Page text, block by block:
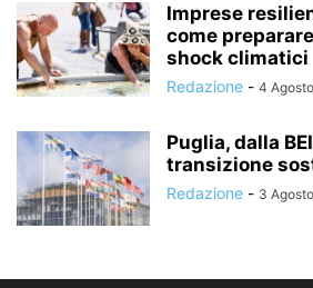
Imprese
come
shock climatici
Redazione - 4
Puglia, dalla
transizione
Redazione - 3